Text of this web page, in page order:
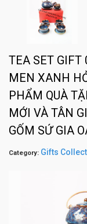
TEA SET GIFT
MEN XANH
PHẨM QUÀ
MỚI VÀ TÂN
GỐM SỨ GIA
Category: Gifts